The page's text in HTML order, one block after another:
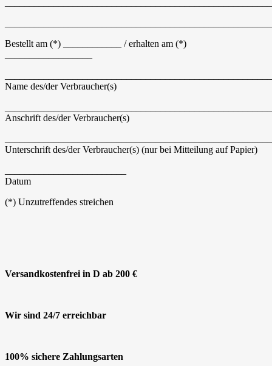
Bestellt am (*) ____________ / erhalten am (*)
Name des/der Verbraucher(s)
Anschrift des/der Verbraucher(s)
Unterschrift des/der Verbraucher(s) (nur bei Mitteilung auf Papier)
Datum
(*) Unzutreffendes streichen
Versandkostenfrei in D ab 200 €
Wir sind 24/7 erreichbar
100% sichere Zahlungsarten